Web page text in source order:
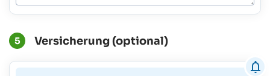
5 Versicherung (optional)